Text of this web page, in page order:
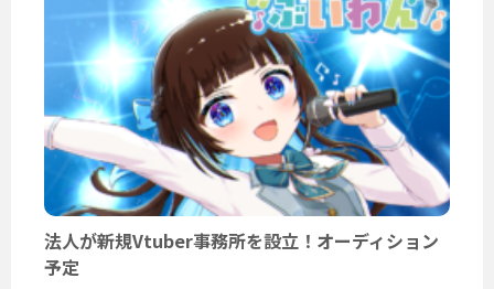
法人が新規Vtuber事務所を設立！オーディション
予定